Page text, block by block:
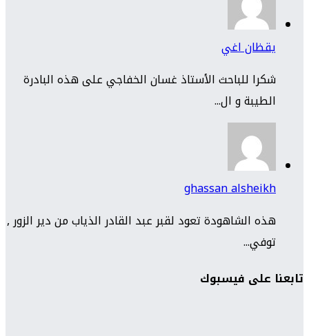
يقظان اغي
شكرا للباحث الأستاذ غسان الخفاجي على هذه البادرة
الطيبة و ال...
ghassan alsheikh
هذه الشاهودة تعود لقبر عبد القادر الذياب من دير الزور ,
توفي...
تابعنا على فيسبوك